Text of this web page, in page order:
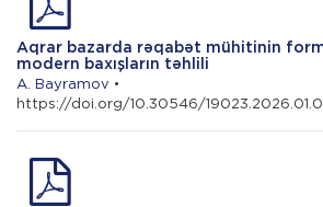
Aqrar bazarda rəqabət mühitinin
modern baxışların təhlili
A. Bayramov •
https://doi.org/10.30546/